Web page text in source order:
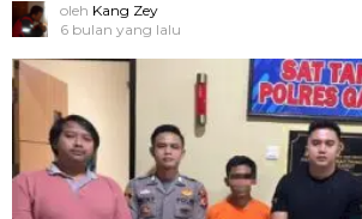
oleh Kang Zey
6 bulan yang lalu